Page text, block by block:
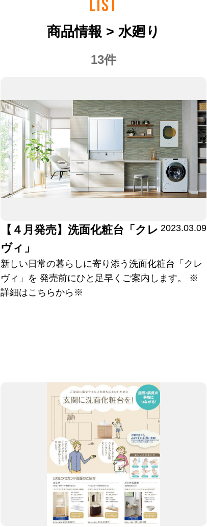
LIST
商品情報 > 水廻り
13件
【４月発売】洗面化粧台「クレ
ヴィ」
2023.03.09
新しい日常の暮らしに寄り添う洗面化粧台「クレ
ヴィ」を 発売前にひと足早くご案内します。 ※
詳細はこちらから※